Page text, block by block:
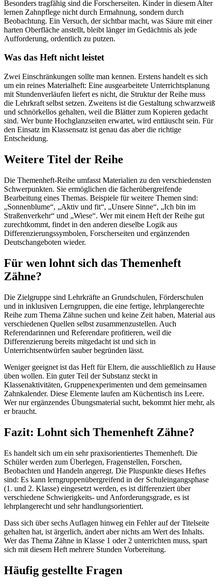
Besonders tragfähig sind die Forscherseiten. Kinder in diesem Alter
lernen Zahnpflege nicht durch Ermahnung, sondern durch
Beobachtung. Ein Versuch, der sichtbar macht, was Säure mit einer
harten Oberfläche anstellt, bleibt länger im Gedächtnis als jede
Aufforderung, ordentlich zu putzen.
Was das Heft nicht leistet
Zwei Einschränkungen sollte man kennen. Erstens handelt es sich
um ein reines Materialheft: Eine ausgearbeitete Unterrichtsplanung
mit Stundenverläufen liefert es nicht, die Struktur der Reihe muss
die Lehrkraft selbst setzen. Zweitens ist die Gestaltung schwarzweiß
und schnörkellos gehalten, weil die Blätter zum Kopieren gedacht
sind. Wer bunte Hochglanzseiten erwartet, wird enttäuscht sein. Für
den Einsatz im Klassensatz ist genau das aber die richtige
Entscheidung.
Weitere Titel der Reihe
Die Themenheft-Reihe umfasst Materialien zu den verschiedensten
Schwerpunkten. Sie ermöglichen die fächerübergreifende
Bearbeitung eines Themas. Beispiele für weitere Themen sind:
„Sonnenblume“, „Aktiv und fit“, „Unsere Sinne“, „Ich bin im
Straßenverkehr“ und „Wiese“. Wer mit einem Heft der Reihe gut
zurechtkommt, findet in den anderen dieselbe Logik aus
Differenzierungssymbolen, Forscherseiten und ergänzenden
Deutschangeboten wieder.
Für wen lohnt sich das Themenheft
Zähne?
Die Zielgruppe sind Lehrkräfte an Grundschulen, Förderschulen
und in inklusiven Lerngruppen, die eine fertige, lehrplangerechte
Reihe zum Thema Zähne suchen und keine Zeit haben, Material aus
verschiedenen Quellen selbst zusammenzustellen. Auch
Referendarinnen und Referendare profitieren, weil die
Differenzierung bereits mitgedacht ist und sich in
Unterrichtsentwürfen sauber begründen lässt.
Weniger geeignet ist das Heft für Eltern, die ausschließlich zu Hause
üben wollen. Ein guter Teil der Substanz steckt in
Klassenaktivitäten, Gruppenexperimenten und dem gemeinsamen
Zahnkalender. Diese Elemente laufen am Küchentisch ins Leere.
Wer nur ergänzendes Übungsmaterial sucht, bekommt hier mehr, als
er braucht.
Fazit: Lohnt sich Themenheft Zähne?
Es handelt sich um ein sehr praxisorientiertes Themenheft. Die
Schüler werden zum Überlegen, Fragenstellen, Forschen,
Beobachten und Handeln angeregt. Die Pluspunkte dieses Heftes
sind: Es kann lerngruppenübergreifend in der Schuleingangsphase
(1. und 2. Klasse) eingesetzt werden, es ist differenziert über
verschiedene Schwierigkeits- und Anforderungsgrade, es ist
lehrplangerecht und sehr handlungsorientiert.
Dass sich über sechs Auflagen hinweg ein Fehler auf der Titelseite
gehalten hat, ist ärgerlich, ändert aber nichts am Wert des Inhalts.
Wer das Thema Zähne in Klasse 1 oder 2 unterrichten muss, spart
sich mit diesem Heft mehrere Stunden Vorbereitung.
Häufig gestellte Fragen